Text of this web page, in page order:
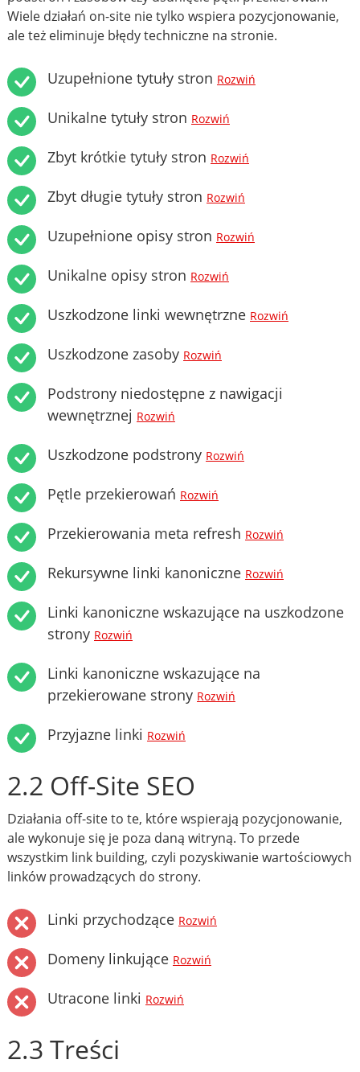
Wiele działań on-site nie tylko wspiera pozycjonowanie,
ale też eliminuje błędy techniczne na stronie.
Uzupełnione tytuły stron Rozwiń
Unikalne tytuły stron Rozwiń
Zbyt krótkie tytuły stron Rozwiń
Zbyt długie tytuły stron Rozwiń
Uzupełnione opisy stron Rozwiń
Unikalne opisy stron Rozwiń
Uszkodzone linki wewnętrzne Rozwiń
Uszkodzone zasoby Rozwiń
Podstrony niedostępne z nawigacji
wewnętrznej Rozwiń
Uszkodzone podstrony Rozwiń
Pętle przekierowań Rozwiń
Przekierowania meta refresh Rozwiń
Rekursywne linki kanoniczne Rozwiń
Linki kanoniczne wskazujące na uszkodzone
strony Rozwiń
Linki kanoniczne wskazujące na
przekierowane strony Rozwiń
Przyjazne linki Rozwiń
2.2 Off-Site SEO
Działania off-site to te, które wspierają pozycjonowanie,
ale wykonuje się je poza daną witryną. To przede
wszystkim link building, czyli pozyskiwanie wartościowych
linków prowadzących do strony.
Linki przychodzące Rozwiń
Domeny linkujące Rozwiń
Utracone linki Rozwiń
2.3 Treści